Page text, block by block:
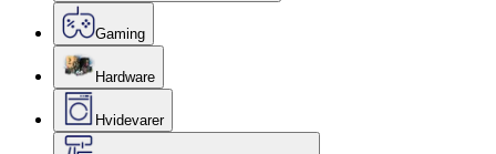
Gaming
Hardware
Hvidevarer